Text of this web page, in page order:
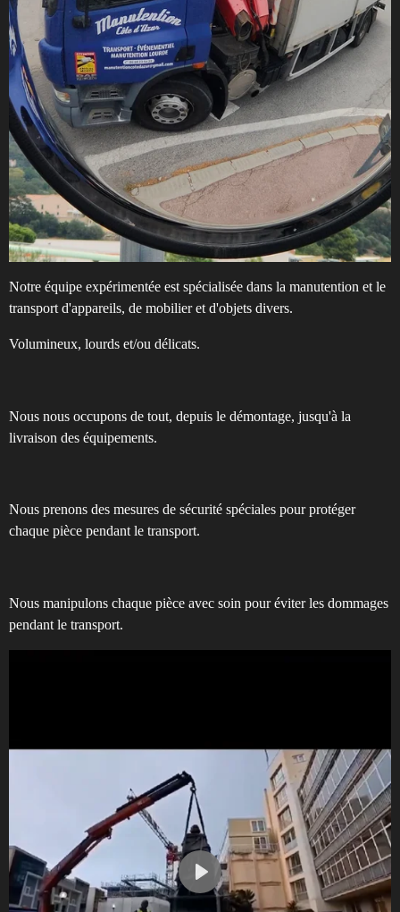
Notre équipe expérimentée est spécialisée dans la manutention et le
transport d'appareils, de mobilier et d'objets divers.
Volumineux, lourds et/ou délicats.
Nous nous occupons de tout, depuis le démontage, jusqu'à la
livraison des équipements.
Nous prenons des mesures de sécurité spéciales pour protéger
chaque pièce pendant le transport.
Nous manipulons chaque pièce avec soin pour éviter les dommages
pendant le transport.
P